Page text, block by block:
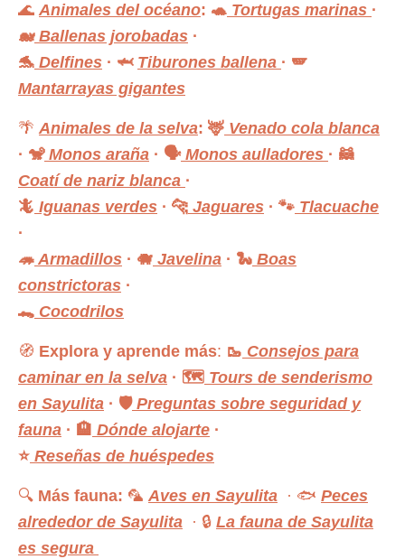
🌊 Animales del océano: 🐢 Tortugas marinas ·
🐋Ballenas jorobadas ·
🐬 Delfines · 🦈 Tiburones ballena · 🪽
Mantarrayas gigantes
🌴 Animales de la selva: 🦌 Venado cola blanca
· 🐒Monos araña · 🗣️Monos aulladores · 🦝
Coatí de nariz blanca ·
🦎 Iguanas verdes · 🐆 Jaguares · 🐾 Tlacuache
·
🦔 Armadillos · 🐗 Javelina · 🐍 Boas
constrictoras ·
🐊 Cocodrilos
🧭 Explora y aprende más: 🥾 Consejos para
caminar en la selva · 🗺️ Tours de senderismo
en Sayulita · 🛡️Preguntas sobre seguridad y
fauna · 🏨 Dónde alojarte ·
⭐ Reseñas de huéspedes
🔍 Más fauna: 🦜 Aves en Sayulita · 🐟 Peces
alrededor de Sayulita · 🔒 La fauna de Sayulita
es segura